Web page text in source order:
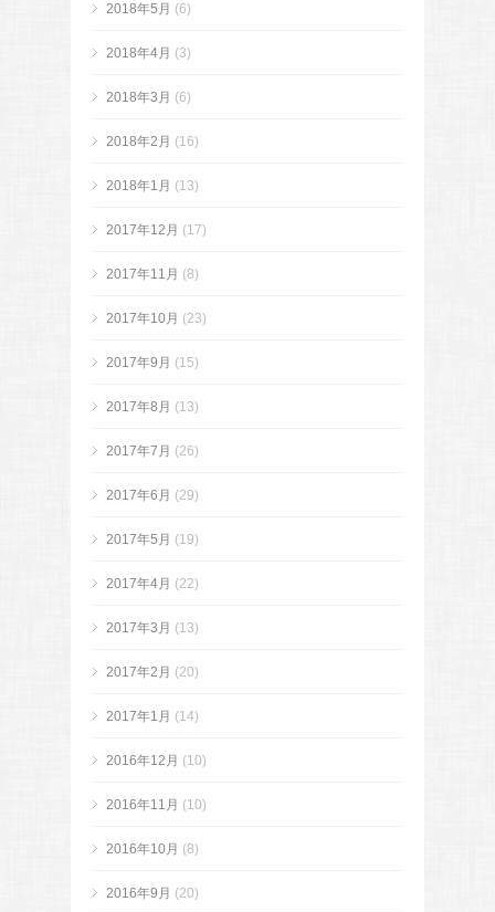
2018年5月 (6)
2018年4月 (3)
2018年3月 (6)
2018年2月 (16)
2018年1月 (13)
2017年12月 (17)
2017年11月 (8)
2017年10月 (23)
2017年9月 (15)
2017年8月 (13)
2017年7月 (26)
2017年6月 (29)
2017年5月 (19)
2017年4月 (22)
2017年3月 (13)
2017年2月 (20)
2017年1月 (14)
2016年12月 (10)
2016年11月 (10)
2016年10月 (8)
2016年9月 (20)